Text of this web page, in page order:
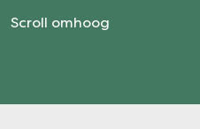
Scroll omhoog